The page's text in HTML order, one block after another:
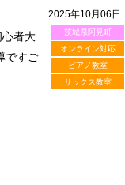
2025年10月06日
茨城県阿見町
オンライン対応
ピアノ教室
サックス教室
者大
ですご